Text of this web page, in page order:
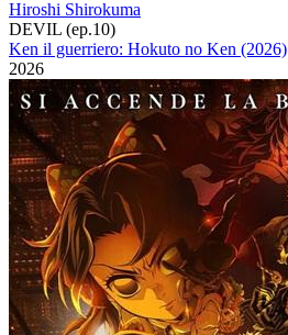
Hiroshi Shirokuma
DEVIL (ep.10)
Ken il guerriero: Hokuto no Ken (2026)
2026